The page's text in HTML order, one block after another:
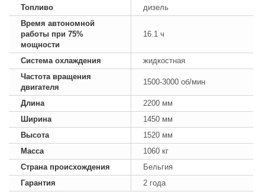
Топливо
дизель
Время автономной
работы при 75%
мощности
16.1 ч
Система охлаждения
жидкостная
Частота вращения
двигателя
1500-3000 об/мин
Длина
2200 мм
Ширина
1450 мм
Высота
1520 мм
Масса
1060 кг
Страна происхождения
Бельгия
Гарантия
2 года